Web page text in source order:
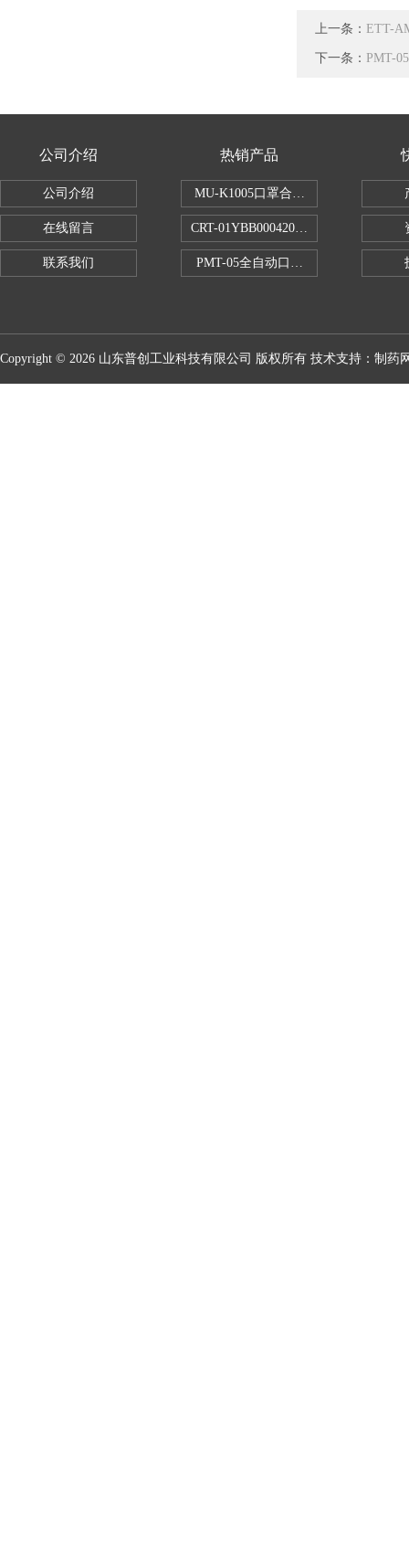
上一条： ETT-
下一条： PMT-
公司介绍
公司介绍
在线留言
联系我们
热销产品
MU-K1005口罩合成血液穿透试验仪
CRT-01YBB00042005数显式安瓿瓶圆
PMT-05全自动口红折断力测试仪
Copyright © 2026 山东普创工业科技有限公司 版权所有 技术支持： 制药